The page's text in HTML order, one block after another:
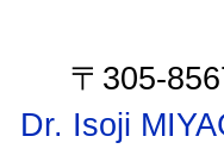
〒305-
Dr. Isoji